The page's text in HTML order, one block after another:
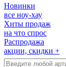
Новинки
все ноу-хау
Хиты продаж
на что спрос
Распродажа
акции, скидки +